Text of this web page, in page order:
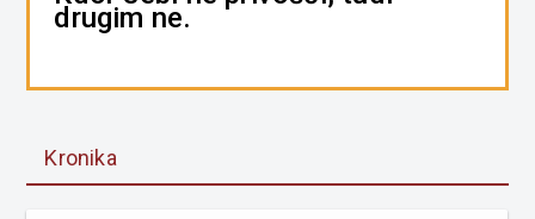
drugim ne.
Kronika